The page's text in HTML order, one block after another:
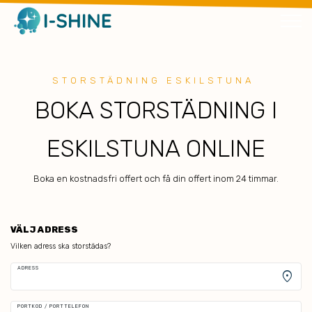
STORSTÄDNING ESKILSTUNA
BOKA STORSTÄDNING I
ESKILSTUNA ONLINE
Boka en kostnadsfri offert och få din offert inom 24 timmar.
VÄLJ ADRESS
Vilken adress ska storstädas?
ADRESS
location_on
PORTKOD / PORTTELEFON